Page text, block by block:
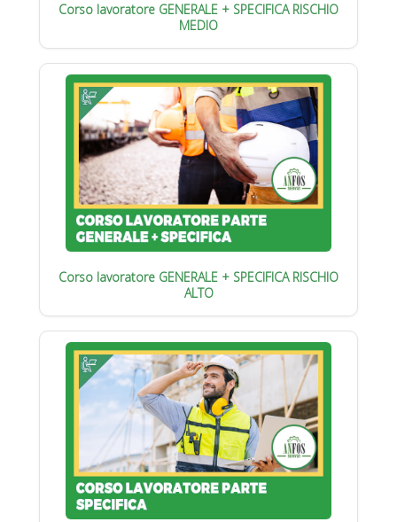
Corso lavoratore GENERALE + SPECIFICA RISCHIO
MEDIO
Corso lavoratore GENERALE + SPECIFICA RISCHIO
ALTO